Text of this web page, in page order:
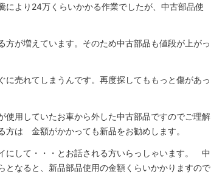
により24万くらいかかる作業でしたが、中古部品使
方が増えています。そのため中古部品も値段が上がっ
に売れてしまうんです。再度探してももっと傷があっ
使用していたお車から外した中古部品ですのでご理解
方は 金額がかかっても新品をお勧めします。
にして・・・とお話される方いらっしゃいます。 中
となると、新品部品使用の金額くらいかかりますので